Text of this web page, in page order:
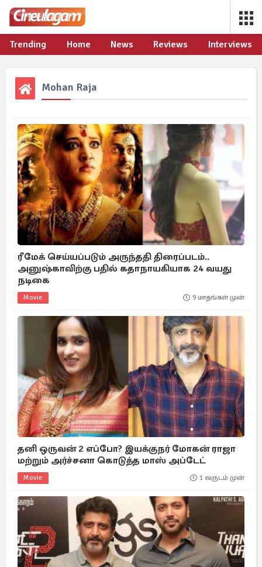
Trending Home News Reviews Interviews
Mohan Raja
ரீமேக் செய்யப்படும் அருந்ததி திரைப்படம்..
அனுஷ்காவிற்கு பதில் கதாநாயகியாக 24 வயது
நடிகை
Movie 9 மாதங்கள் முன்
தனி ஒருவன் 2 எப்போ? இயக்குநர் மோகன் ராஜா
மற்றும் அர்ச்சனா கொடுத்த மாஸ் அப்டேட்
Movie 1 வருடம் முன்